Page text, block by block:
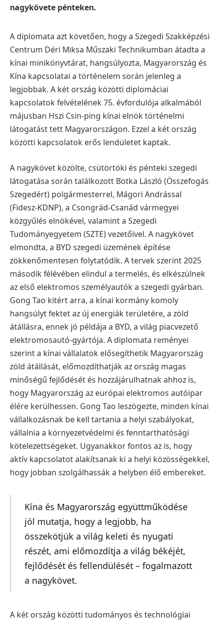
nagykövete pénteken.
A diplomata azt követően, hogy a Szegedi Szakképzési
Centrum Déri Miksa Műszaki Technikumban átadta a
kínai minikönyvtárat, hangsúlyozta, Magyarország és
Kína kapcsolatai a történelem során jelenleg a
legjobbak. A két ország közötti diplomáciai
kapcsolatok felvételének 75. évfordulója alkalmából
májusban Hszi Csin-ping kínai elnök történelmi
látogatást tett Magyarországon. Ezzel a két ország
közötti kapcsolatok erős lendületet kaptak.
A nagykövet közölte, csütörtöki és pénteki szegedi
látogatása során találkozott Botka László (Összefogás
Szegedért) polgármesterrel, Mágori Andrással
(Fidesz-KDNP), a Csongrád-Csanád vármegyei
közgyűlés elnökével, valamint a Szegedi
Tudományegyetem (SZTE) vezetőivel. A nagykövet
elmondta, a BYD szegedi üzemének építése
zökkenőmentesen folytatódik. A tervek szerint 2025
második félévében elindul a termelés, és elkészülnek
az első elektromos személyautók a szegedi gyárban.
Gong Tao kitért arra, a kínai kormány komoly
hangsúlyt fektet az új energiák területére, a zöld
átállásra, ennek jó példája a BYD, a világ piacvezető
elektromosautó-gyártója. A diplomata reményei
szerint a kínai vállalatok elősegíthetik Magyarország
zöld átállását, előmozdíthatják az ország magas
minőségű fejlődését és hozzájárulhatnak ahhoz is,
hogy Magyarország az európai elektromos autóipar
élére kerülhessen. Gong Tao leszögezte, minden kínai
vállalkozásnak be kell tartania a helyi szabályokat,
vállalnia a környezetvédelmi és fenntarthatósági
kötelezettségeket. Ugyanakkor fontos az is, hogy
aktív kapcsolatot alakítsanak ki a helyi közösségekkel,
hogy jobban szolgálhassák a helyben élő embereket.
Kína és Magyarország együttműködése
jól mutatja, hogy a legjobb, ha
összekötjük a világ keleti és nyugati
részét, ami előmozdítja a világ békéjét,
fejlődését és fellendülését – fogalmazott
a nagykövet.
A két ország közötti tudományos és technológiai